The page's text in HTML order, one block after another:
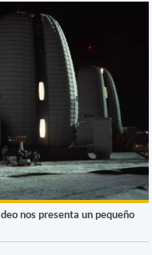
nos presenta un pequeño